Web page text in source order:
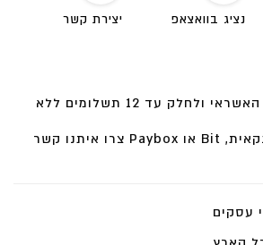
שליח עד בית הלקוח ללא
נציג בוואצאפ יצירת קשר
ניתן לשלם בכל סוגי האשראי ולחלק עד 12 תשלומים ללא
לתשלום בהעברה בנקאית, Bit או Paybox צרו איתנו קשר